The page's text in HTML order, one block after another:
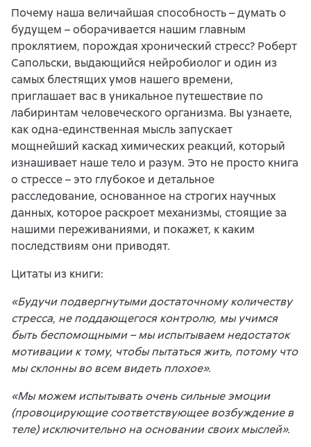
Почему наша величайшая способность – думать о
будущем – оборачивается нашим главным
проклятием, порождая хронический стресс? Роберт
Сапольски, выдающийся нейробиолог и один из
самых блестящих умов нашего времени,
приглашает вас в уникальное путешествие по
лабиринтам человеческого организма. Вы узнаете,
как одна-единственная мысль запускает
мощнейший каскад химических реакций, который
изнашивает наше тело и разум. Это не просто книга
о стрессе – это глубокое и детальное
расследование, основанное на строгих научных
данных, которое раскроет механизмы, стоящие за
нашими переживаниями, и покажет, к каким
последствиям они приводят.
Цитаты из книги:
«Будучи подвергнутыми достаточному количеству
стресса, не поддающегося контролю, мы учимся
быть беспомощными – мы испытываем недостаток
мотивации к тому, чтобы пытаться жить, потому что
мы склонны во всем видеть плохое».
«Мы можем испытывать очень сильные эмоции
(провоцирующие соответствующее возбуждение в
теле) исключительно на основании своих мыслей».